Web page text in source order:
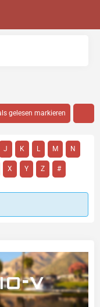
gelesen markieren
J K L M N
X Y Z #